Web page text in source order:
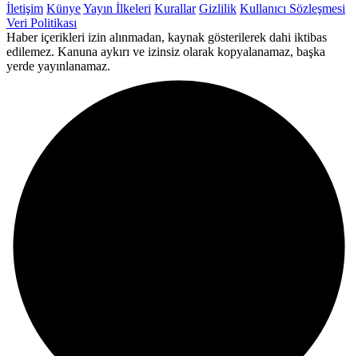
İletişim KünyeYayın İlkeleri Kurallar Gizlilik Kullanıcı Sözleşmesi
Veri Politikası
Haber içerikleri izin alınmadan, kaynak gösterilerek dahi iktibas
edilemez. Kanuna aykırı ve izinsiz olarak kopyalanamaz, başka
yerde yayınlanamaz.